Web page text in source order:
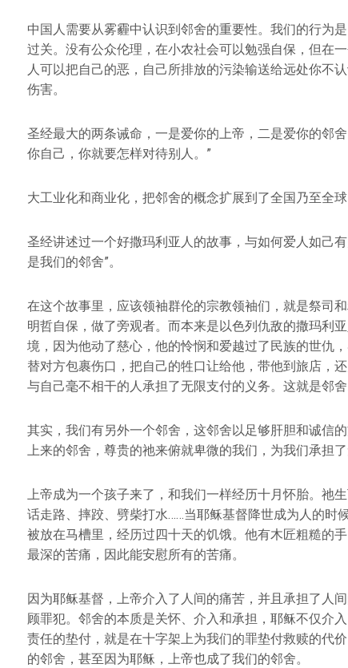
中国人需要从雾霾中认识到邻舍的重要性。我们的行为
过关。没有公众伦理，在小农社会可以勉强自保，但在
人可以把自己的恶，自己所排放的污染输送给远处你不
伤害。
圣经最大的两条诫命，一是爱你的上帝，二是爱你的邻
你自己，你就要怎样对待别人。”
大工业化和商业化，把邻舍的概念扩展到了全国乃至全
圣经讲述过一个好撒玛利亚人的故事，与如何爱人如己
是我们的邻舍”。
在这个故事里，应该领袖群伦的宗教领袖们，就是祭司
明哲自保，做了旁观者。而本来是以色列仇敌的撒玛利
境，因为他动了慈心，他的怜悯和爱越过了民族的世仇
替对方包裹伤口，把自己的牲口让给他，带他到旅店，
与自己毫不相干的人承担了无限支付的义务。这就是邻舍
其实，我们有另外一个邻舍，这邻舍以足够肝胆和诚信
上来的邻舍，尊贵的祂来俯就卑微的我们，为我们承担了
上帝成为一个孩子来了，和我们一样经历十月怀胎。祂
话走路、摔跤、劈柴打水……当耶稣基督降世成为人的时
被放在马槽里，经历过四十天的饥饿。他有木匠粗糙的
最深的苦痛，因此能安慰所有的苦痛。
因为耶稣基督，上帝介入了人间的痛苦，并且承担了人
顾罪犯。邻舍的本质是关怀、介入和承担，耶稣不仅介
责任的垫付，就是在十字架上为我们的罪垫付救赎的代
的邻舍，甚至因为耶稣，上帝也成了我们的邻舍。